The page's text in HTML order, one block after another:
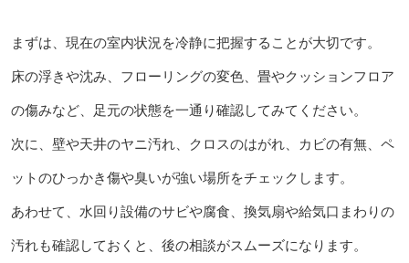
まずは、現在の室内状況を冷静に把握することが大切です。
床の浮きや沈み、フローリングの変色、畳やクッションフロア
の傷みなど、足元の状態を一通り確認してみてください。
次に、壁や天井のヤニ汚れ、クロスのはがれ、カビの有無、ペ
ットのひっかき傷や臭いが強い場所をチェックします。
あわせて、水回り設備のサビや腐食、換気扇や給気口まわりの
汚れも確認しておくと、後の相談がスムーズになります。